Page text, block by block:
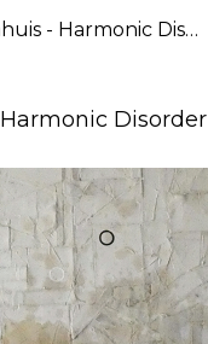
Fredo Nieuwenhuis - Harmonic Disorder
Harmonic Disorder